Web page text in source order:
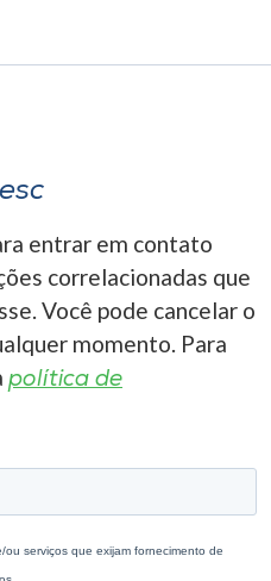
entrar em contato
correlacionadas que
Você pode cancelar o
momento. Para
política de